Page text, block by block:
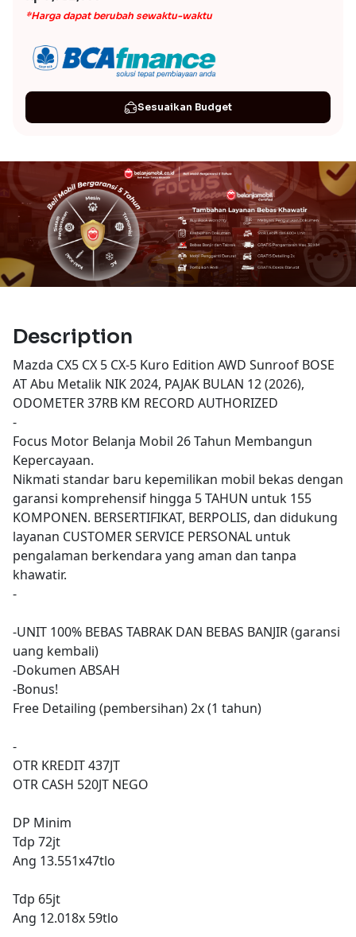
*Harga dapat berubah sewaktu-waktu
Sesuaikan Budget
Description
Mazda CX5 CX 5 CX-5 Kuro Edition AWD Sunroof BOSE
AT Abu Metalik NIK 2024, PAJAK BULAN 12 (2026),
ODOMETER 37RB KM RECORD AUTHORIZED
-
Focus Motor Belanja Mobil 26 Tahun Membangun
Kepercayaan.
Nikmati standar baru kepemilikan mobil bekas dengan
garansi komprehensif hingga 5 TAHUN untuk 155
KOMPONEN. BERSERTIFIKAT, BERPOLIS, dan didukung
layanan CUSTOMER SERVICE PERSONAL untuk
pengalaman berkendara yang aman dan tanpa
khawatir.
-
-UNIT 100% BEBAS TABRAK DAN BEBAS BANJIR (garansi
uang kembali)
-Dokumen ABSAH
-Bonus!
Free Detailing (pembersihan) 2x (1 tahun)
-
OTR KREDIT 437JT
OTR CASH 520JT NEGO
DP Minim
Tdp 72jt
Ang 13.551x47tlo
Tdp 65jt
Ang 12.018x 59tlo